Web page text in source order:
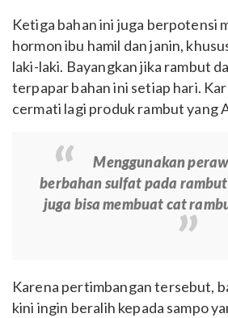
Ketiga bahan ini juga berpotensi
hormon ibu hamil dan janin,
laki-laki. Bayangkan jika rambut
terpapar bahan ini setiap hari.
cermati lagi produk rambut yang
Menggunakan
berbahan sulfat pada
juga bisa membuat cat
Karena pertimbangan tersebut,
kini ingin beralih kepada sampo